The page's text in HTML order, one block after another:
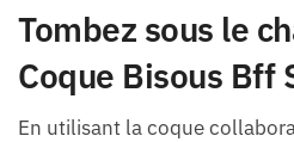
Tombez sous le
Coque Bisous Bff
En utilisant la coque